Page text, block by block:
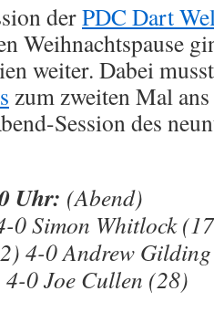
derPDC Dart
Weihnachtspause
weiter. Dabei
zum zweiten Mal
Session des
Uhr: (Abend)
0 Simon Whitlock
4-0 Andrew Gilding
0 Joe Cullen (28)